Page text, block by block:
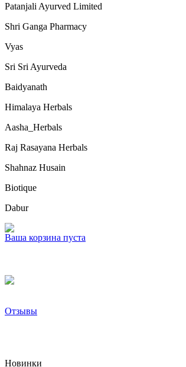
Patanjali Ayurved Limited
Shri Ganga Pharmacy
Vyas
Sri Sri Ayurveda
Baidyanath
Himalaya Herbals
Aasha_Herbals
Raj Rasayana Herbals
Shahnaz Husain
Biotique
Dabur
Ваша корзина пуста
Отзывы
Новинки